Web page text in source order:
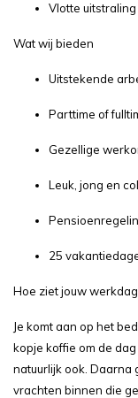
Vlotte uitstraling
Wat wij bieden
Uitstekende
Parttime of
Gezellige
Leuk, jong en
25
Hoe ziet jouw
Je komt aan op het
kopje koffie om de
natuurlijk ook. Daarna
vrachten binnen die